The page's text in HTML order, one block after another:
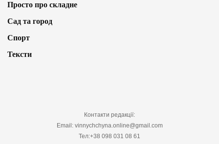
Просто про складне
Сад та город
Спорт
Тексти
Контакти редакції:
Email: vinnychchyna.online@gmail.com
Тел:+38 098 031 08 61